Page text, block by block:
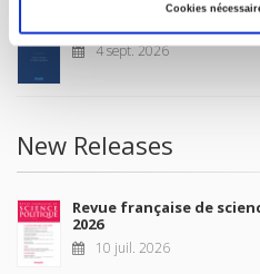
Cookies
La France et l'Union
4 sept. 2026
New Releases
Revue française de
2026
10 juil. 2026